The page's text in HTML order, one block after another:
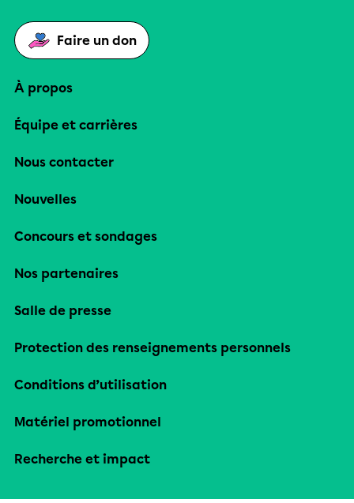
Faire un don
À propos
Équipe et carrières
Nous contacter
Nouvelles
Concours et sondages
Nos partenaires
Salle de presse
Protection des renseignements personnels
Conditions d’utilisation
Matériel promotionnel
Recherche et impact